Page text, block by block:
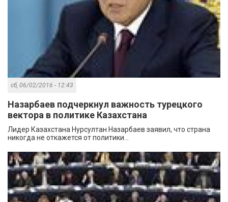
сб, 06/02/2016 - 12:43
Назарбаев подчеркнул важность турецкого
вектора в политике Казахстана
Лидер Казахстана Нурсултан Назарбаев заявил, что страна
никогда не откажется от политики...